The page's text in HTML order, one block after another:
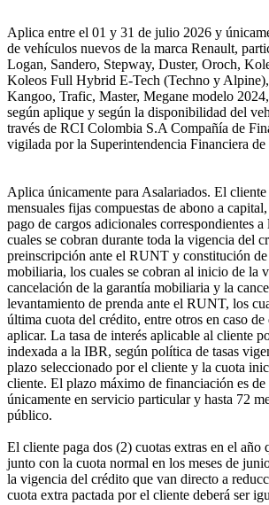
Aplica entre el 01 y 31 de julio 2026 y
de vehículos nuevos de la marca Renault,
Logan, Sandero, Stepway, Duster, Oroch,
Koleos Full Hybrid E-Tech (Techno y
Kangoo, Trafic, Master, Megane modelo
según aplique y según la disponibilidad del
través de RCI Colombia S.A Compañía de
vigilada por la Superintendencia Financiera
Aplica únicamente para Asalariados. El cliente
mensuales fijas compuestas de abono a
pago de cargos adicionales correspondientes a
cuales se cobran durante toda la vigencia del
preinscripción ante el RUNT y constitución de
mobiliaria, los cuales se cobran al inicio de la
cancelación de la garantía mobiliaria y la
levantamiento de prenda ante el RUNT, los
última cuota del crédito, entre otros en caso de
aplicar. La tasa de interés aplicable al cliente
indexada a la IBR, según política de tasas
plazo seleccionado por el cliente y la cuota
cliente. El plazo máximo de financiación es de
únicamente en servicio particular y hasta 72
público.
El cliente paga dos (2) cuotas extras en el año
junto con la cuota normal en los meses de
la vigencia del crédito que van directo a
cuota extra pactada por el cliente deberá ser